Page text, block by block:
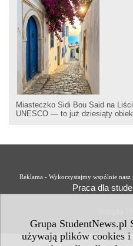
Grupa StudentNews.pl
używają plików cookies
Miasteczko Sidi Bou Said na
UNESCO — to już dziesiąty
Reklama - Wykorzystajmy wspólnie nasz
Praca dla